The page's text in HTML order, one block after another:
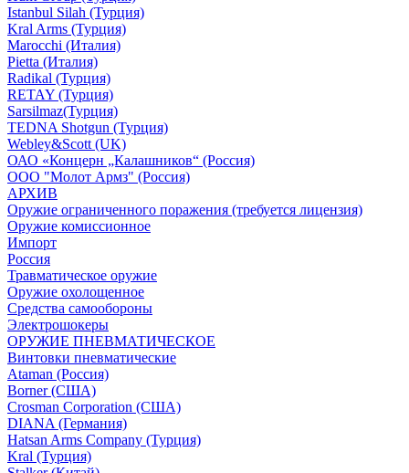
Istanbul Silah (Турция)
Kral Arms (Турция)
Marocchi (Италия)
Pietta (Италия)
Radikal (Турция)
RETAY (Турция)
Sarsilmaz(Турция)
TEDNA Shotgun (Турция)
Webley&Scott (UK)
ОАО «Концерн „Калашников“ (Россия)
ООО "Молот Армз" (Россия)
АРХИВ
Оружие ограниченного поражения (требуется лицензия)
Оружие комиссионное
Импорт
Россия
Травматическое оружие
Оружие охолощенное
Средства самообороны
Электрошокеры
ОРУЖИЕ ПНЕВМАТИЧЕСКОЕ
Винтовки пневматические
Ataman (Россия)
Borner (США)
Crosman Corporation (США)
DIANA (Германия)
Hatsan Arms Company (Турция)
Kral (Турция)